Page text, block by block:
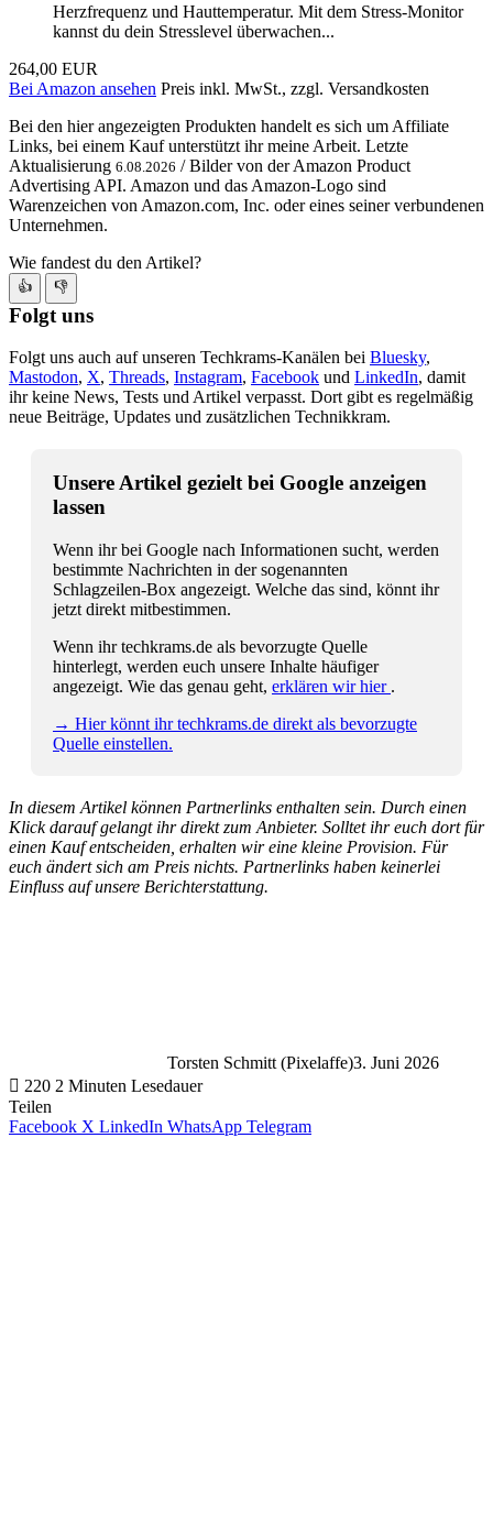
Herzfrequenz und Hauttemperatur. Mit dem Stress-Monitor
kannst du dein Stresslevel überwachen...
264,00 EUR
Bei Amazon ansehen Preis inkl. MwSt., zzgl. Versandkosten
Bei den hier angezeigten Produkten handelt es sich um Affiliate
Links, bei einem Kauf unterstützt ihr meine Arbeit. Letzte
Aktualisierung 6.08.2026 / Bilder von der Amazon Product
Advertising API. Amazon und das Amazon-Logo sind
Warenzeichen von Amazon.com, Inc. oder eines seiner verbundenen
Unternehmen.
Wie fandest du den Artikel?
👍 👎
Folgt uns
Folgt uns auch auf unseren Techkrams-Kanälen bei Bluesky,
Mastodon, X, Threads, Instagram, Facebook und LinkedIn, damit
ihr keine News, Tests und Artikel verpasst. Dort gibt es regelmäßig
neue Beiträge, Updates und zusätzlichen Technikkram.
Unsere Artikel gezielt bei Google anzeigen
lassen
Wenn ihr bei Google nach Informationen sucht, werden
bestimmte Nachrichten in der sogenannten
Schlagzeilen-Box angezeigt. Welche das sind, könnt ihr
jetzt direkt mitbestimmen.
Wenn ihr techkrams.de als bevorzugte Quelle
hinterlegt, werden euch unsere Inhalte häufiger
angezeigt. Wie das genau geht, erklären wir hier .
→ Hier könnt ihr techkrams.de direkt als bevorzugte
Quelle einstellen.
In diesem Artikel können Partnerlinks enthalten sein. Durch einen
Klick darauf gelangt ihr direkt zum Anbieter. Solltet ihr euch dort für
einen Kauf entscheiden, erhalten wir eine kleine Provision. Für
euch ändert sich am Preis nichts. Partnerlinks haben keinerlei
Einfluss auf unsere Berichterstattung.
Torsten Schmitt (Pixelaffe)3. Juni 2026
220 2 Minuten Lesedauer
Teilen
Facebook X LinkedIn WhatsApp Telegram